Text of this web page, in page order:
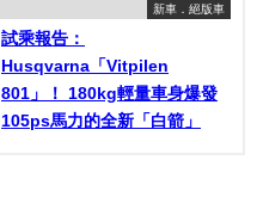
新車．絕版車
試乘報告：
Husqvarna「Vitpilen
801」！ 180kg輕量車身爆發
105ps馬力的全新「白箭」